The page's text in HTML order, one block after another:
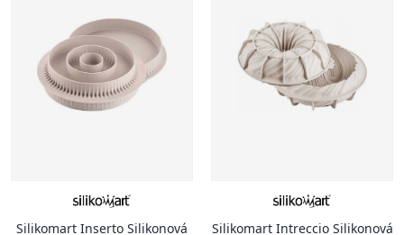
Silikomart Inserto Silikonová
Silikomart Intreccio Silikonová